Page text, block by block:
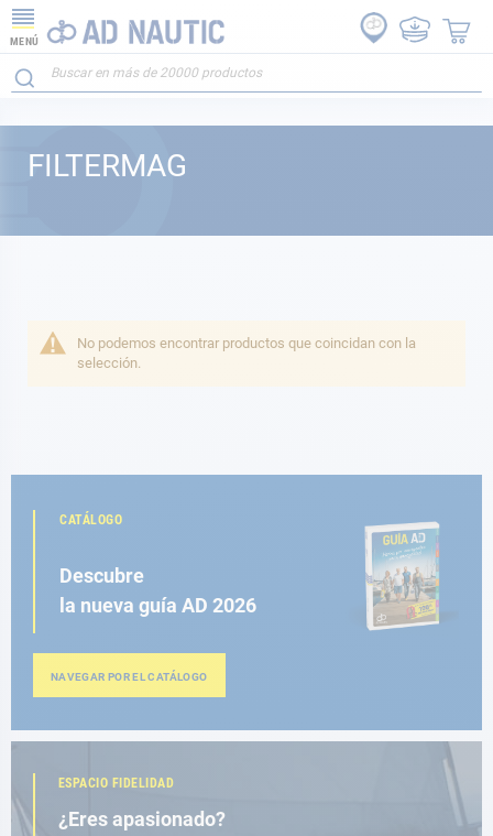
MENÚ
FILTERMAG
No podemos encontrar productos que coincidan con la
selección.
CATÁLOGO
Descubre
la nueva guía AD 2026
NAVEGAR POR EL CATÁLOGO
ESPACIO FIDELIDAD
¿Eres apasionado?